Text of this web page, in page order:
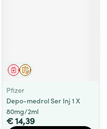
Op voorschrift
Geneesmiddel
Pfizer
Depo-medrol Ser Inj 1 X
80mg/2ml
€ 14,39